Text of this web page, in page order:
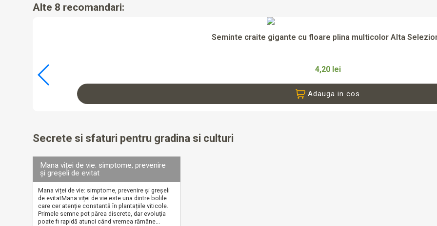
Alte 8 recomandari:
 Vizualizare rapida
Seminte craite gigante cu floare plina multicolor Alta
4,20 lei
Adauga in cos
Secrete si sfaturi pentru gradina si culturi
Mana viței de vie: simptome, prevenire
și greșeli de evitat
Mana viței de vie: simptome, prevenire și greșeli
de evitatMana viței de vie este una dintre bolile
care cer atenție constantă în plantațiile viticole.
Primele semne pot părea discrete, dar evoluția
poate fi rapidă atunci când vremea rămâne...